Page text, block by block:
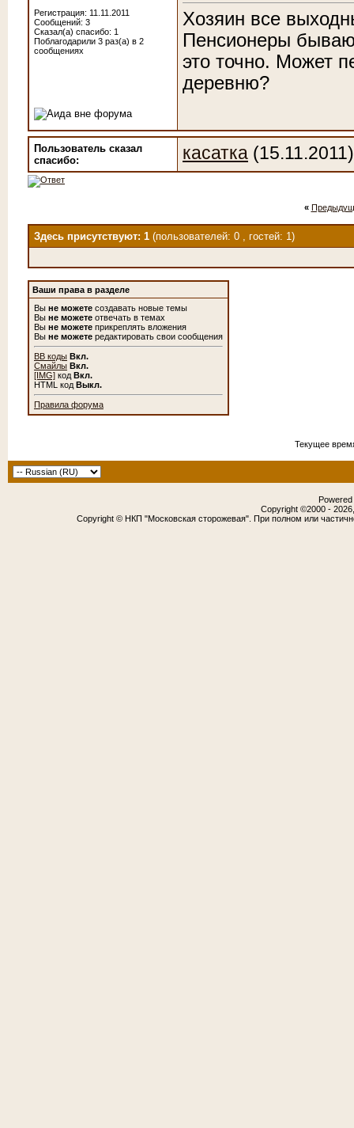
Регистрация: 11.11.2011
Сообщений: 3
Сказал(а) спасибо: 1
Поблагодарили 3 раз(а) в 2
сообщениях
Хозяин все
Пенсионеры
это точно. Может
деревню?
Пользователь сказал
cпасибо:
касатка (15.11.2011)
«
Здесь присутствуют: 1 (пользователей: 0 , гостей: 1)
Ваши права в разделе
Вы не можете создавать новые темы
Вы не можете отвечать в темах
Вы не можете прикреплять вложения
Вы не можете редактировать свои сообщения
BB коды Вкл.
Смайлы Вкл.
[IMG] код Вкл.
HTML код Выкл.
Правила форума
Текущее
Copyright ©2000 -
Copyright © НКП "Московская сторожевая". При полном или